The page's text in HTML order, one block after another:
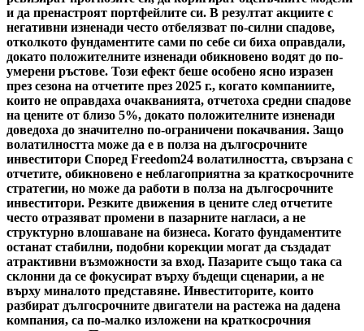
и да пренастроят портфейлите си. В резултат акциите с
негативни изненади често отбелязват по-силни спадове,
отколкото фундаментите сами по себе си биха оправдали,
докато положителните изненади обикновено водят до по-
умерени ръстове. Този ефект беше особено ясно изразен
през сезона на отчетите през 2025 г., когато компаниите,
които не оправдаха очакванията, отчетоха средни спадове
на цените от близо 5%, докато положителните изненади
доведоха до значително по-ограничени покачвания. Защо
волатилността може да е в полза на дългосрочните
инвеститори Според Freedom24 волатилността, свързана с
отчетите, обикновено е неблагоприятна за краткосрочните
стратегии, но може да работи в полза на дългосрочните
инвеститори. Резките движения в цените след отчетите
често отразяват промени в пазарните нагласи, а не
структурно влошаване на бизнеса. Когато фундаментите
останат стабилни, подобни корекции могат да създадат
атрактивни възможности за вход. Пазарите също така са
склонни да се фокусират върху бъдещи сценарии, а не
върху миналото представяне. Инвеститорите, които
разбират дългосрочните двигатели на растежа на дадена
компания, са по-малко изложени на краткосрочния